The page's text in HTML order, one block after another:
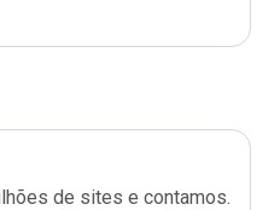
de sites e contamos.